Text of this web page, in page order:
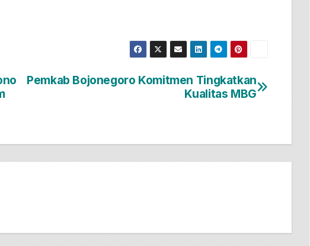
Pemkab Bojonegoro Komitmen Tingkatkan
Kualitas MBG